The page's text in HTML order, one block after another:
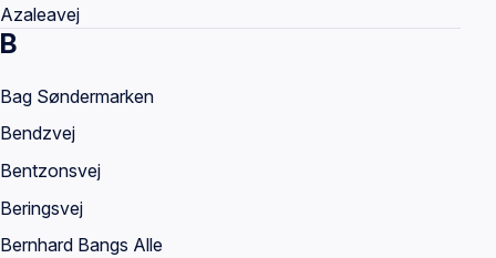
Azaleavej
B
Bag Søndermarken
Bendzvej
Bentzonsvej
Beringsvej
Bernhard Bangs Alle